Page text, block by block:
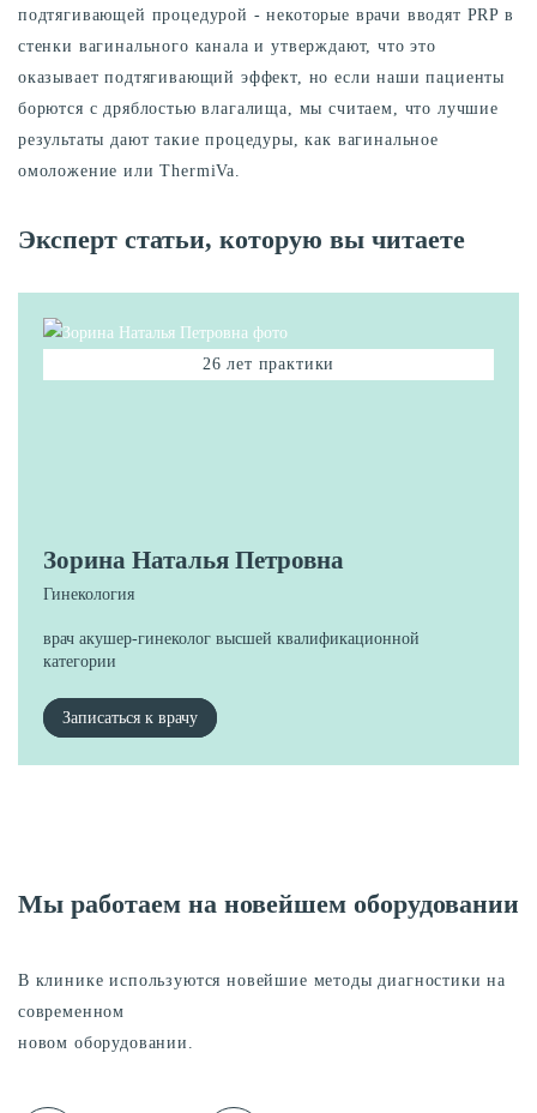
подтягивающей процедурой - некоторые врачи вводят PRP в
стенки вагинального канала и утверждают, что это
оказывает подтягивающий эффект, но если наши пациенты
борются с дряблостью влагалища, мы считаем, что лучшие
результаты дают такие процедуры, как вагинальное
омоложение или ThermiVa.
Эксперт статьи, которую вы читаете
26 лет практики
Зорина Наталья Петровна
Гинекология
врач акушер-гинеколог высшей квалификационной
категории
Записаться к врачу
Мы работаем на новейшем оборудовании
В клинике используются новейшие методы диагностики на
современном
новом оборудовании.